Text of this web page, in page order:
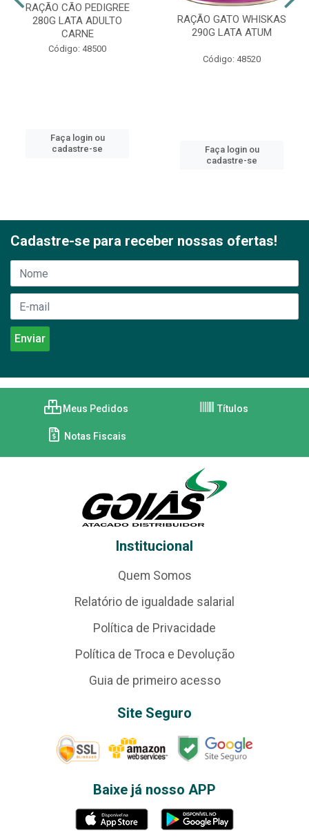
RAÇÃO CÃO PEDIGREE
280G LATA ADULTO
CARNE
Código: 48500
Faça login ou
cadastre-se
RAÇÃO GATO WHISKAS
290G LATA ATUM
Código: 48520
Faça login ou
cadastre-se
Cadastre-se para receber nossas ofertas!
Meus Pedidos Títulos
Notas Fiscais
Institucional
Quem Somos
Relatório de igualdade salarial
Política de Privacidade
Política de Troca e Devolução
Guia de primeiro acesso
Site Seguro
Baixe já nosso APP